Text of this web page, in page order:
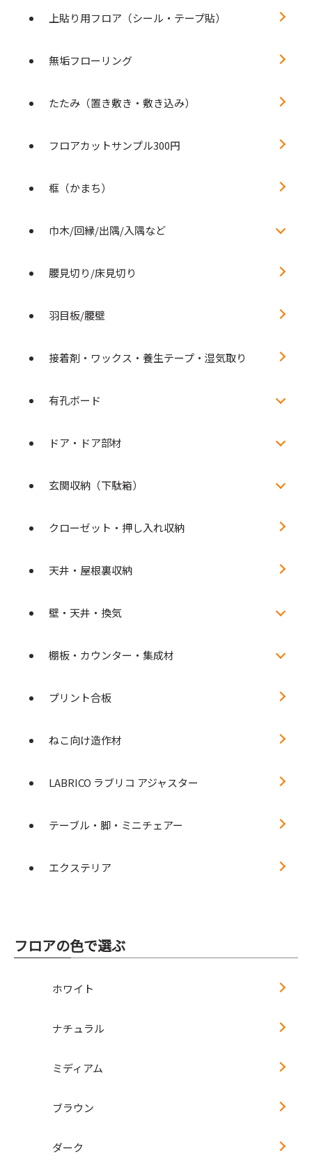
上貼り用フロア（シール・テープ貼）
無垢フローリング
たたみ（置き敷き・敷き込み）
フロアカットサンプル300円
框（かまち）
巾木/回縁/出隅/入隅など
腰見切り/床見切り
羽目板/腰壁
接着剤・ワックス・養生テープ・湿気取り
有孔ボード
ドア・ドア部材
玄関収納（下駄箱）
クローゼット・押し入れ収納
天井・屋根裏収納
壁・天井・換気
棚板・カウンター・集成材
プリント合板
ねこ向け造作材
LABRICO ラブリコ アジャスター
テーブル・脚・ミニチェアー
エクステリア
フロアの色で選ぶ
ホワイト
ナチュラル
ミディアム
ブラウン
ダーク